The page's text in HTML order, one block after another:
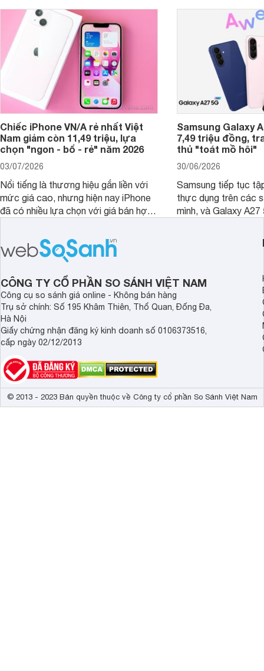
Chiếc iPhone VN/A rẻ nhất Việt
Nam giảm còn 11,49 triệu, lựa
chọn "ngon - bổ - rẻ" năm 2026
03/07/2026
Nổi tiếng là thương hiệu gắn liền với
mức giá cao, nhưng hiện nay iPhone
đã có nhiều lựa chọn với giá bán hợp
cận sản phẩm chính hãng.
Samsung Galaxy
7,49 triệu đồng,
thủ "toát mồ hôi"
30/06/2026
Samsung tiếp tục
thực dụng trên các
mình, và Galaxy
tới cho người dùng
lượng với nhiều
CÔNG TY CỔ PHẦN SO SÁNH VIỆT NAM
Công cụ so sánh giá online - Không bán hàng
Trụ sở chính: Số 195 Khâm Thiên, Thổ Quan, Đống Đa,
Hà Nội
Giấy chứng nhận đăng ký kinh doanh số 0106373516,
cấp ngày 02/12/2013
© 2013 - 2023 Bản quyền thuộc về Công ty cổ phần So Sánh Việt Nam